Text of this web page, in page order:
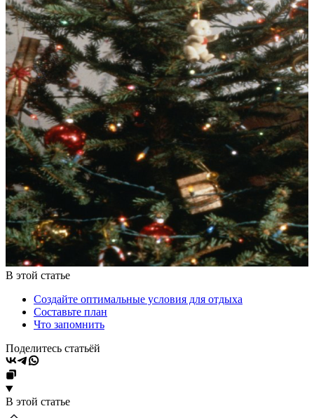
В этой статье
Создайте оптимальные условия для отдыха
Составьте план
Что запомнить
Поделитесь статьёй
В этой статье